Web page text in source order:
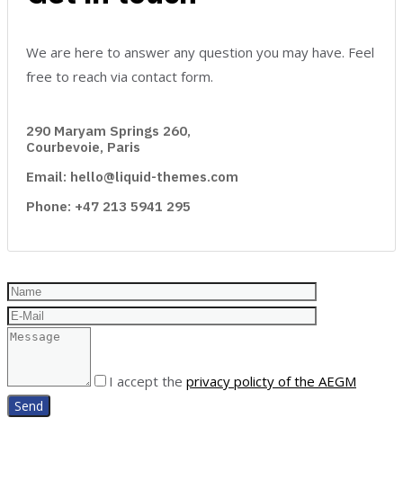
We are here to answer any question you may have. Feel
free to reach via contact form.
290 Maryam Springs 260,
Courbevoie, Paris
Email: hello@liquid-themes.com
Phone: +47 213 5941 295
I accept the privacy policty of the AEGM